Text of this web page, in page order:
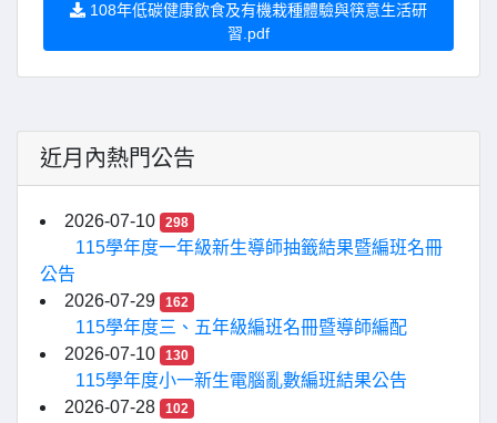
108年低碳健康飲食及有機栽種體驗與筷意生活研
習.pdf
近月內熱門公告
2026-07-10 298
115學年度一年級新生導師抽籤結果暨編班名冊
公告
2026-07-29
162
115學年度三、五年級編班名冊暨導師編配
2026-07-10
130
115學年度小一新生電腦亂數編班結果公告
2026-07-28
102